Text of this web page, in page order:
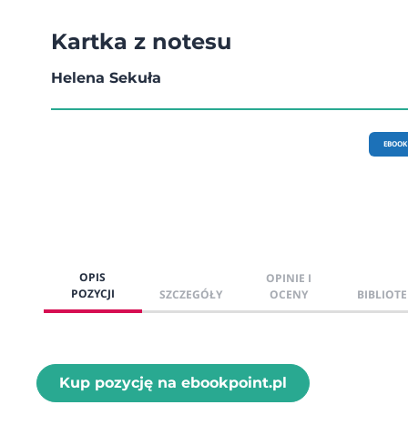
Kartka z notesu
Helena Sekuła
EBOOK
OPIS
POZYCJI
SZCZEGÓŁY
OPINIE I
OCENY
Kup pozycję na ebookpoint.pl